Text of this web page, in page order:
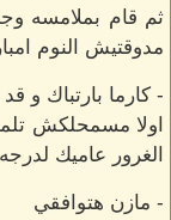
ثم قام بملامسه
مدوقتيش النوم
- كارما بارتباك و
اولا مسمحلكش
الغرور عاميك
- مازن هتوافقي